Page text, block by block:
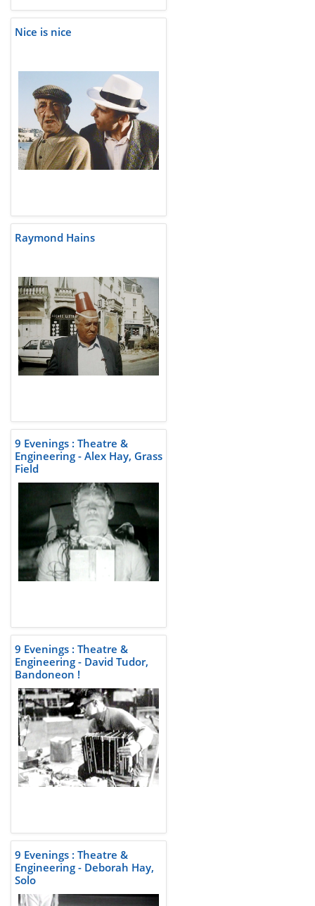
Nice is nice
Raymond Hains
9 Evenings : Theatre &
Engineering - Alex Hay, Grass
Field
9 Evenings : Theatre &
Engineering - David Tudor,
Bandoneon !
9 Evenings : Theatre &
Engineering - Deborah Hay,
Solo